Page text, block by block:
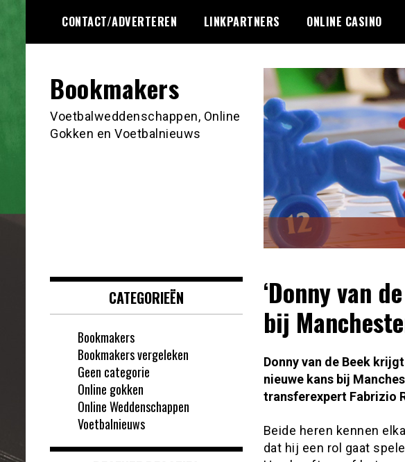
de
CONTACT/ADVERTEREN LINKPARTNERS ONLINE CASINO
Bookmakers
Voetbalweddenschappen, Online
Gokken en Voetbalnieuws
‘Donny van
bij
Donny van de Beek
nieuwe kans bij
transferexpert Fabrizio
Beide heren kennen
dat hij een rol gaat
CATEGORIEËN
Bookmakers
Bookmakers vergeleken
Geen categorie
Online gokken
Online Weddenschappen
Voetbalnieuws